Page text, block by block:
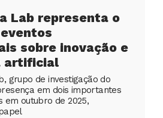
Lab representa o
eventos
sobre inovação e
artificial
grupo de investigação do
em dois importantes
em outubro de 2025,